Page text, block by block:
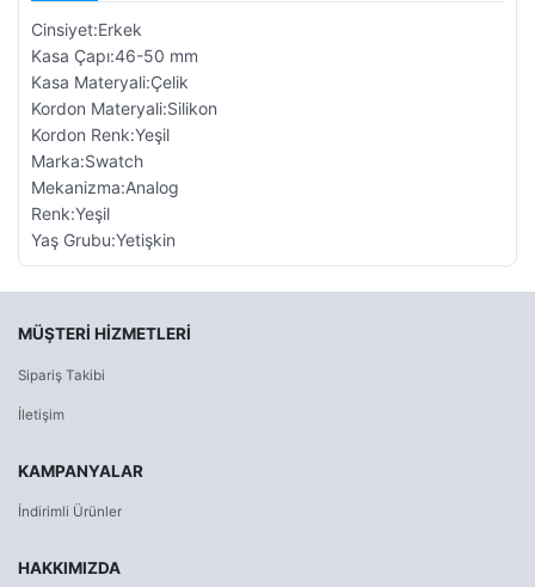
Cinsiyet:Erkek
Kasa Çapı:46-50 mm
Kasa Materyali:Çelik
Kordon Materyali:Silikon
Kordon Renk:Yeşil
Marka:Swatch
Mekanizma:Analog
Renk:Yeşil
Yaş Grubu:Yetişkin
MÜŞTERI HIZMETLERI
Sipariş Takibi
İletişim
KAMPANYALAR
İndirimli Ürünler
HAKKIMIZDA